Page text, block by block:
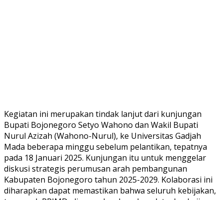
Kegiatan ini merupakan tindak lanjut dari kunjungan
Bupati Bojonegoro Setyo Wahono dan Wakil Bupati
Nurul Azizah (Wahono-Nurul), ke Universitas Gadjah
Mada beberapa minggu sebelum pelantikan, tepatnya
pada 18 Januari 2025. Kunjungan itu untuk menggelar
diskusi strategis perumusan arah pembangunan
Kabupaten Bojonegoro tahun 2025-2029. Kolaborasi ini
diharapkan dapat memastikan bahwa seluruh kebijakan,